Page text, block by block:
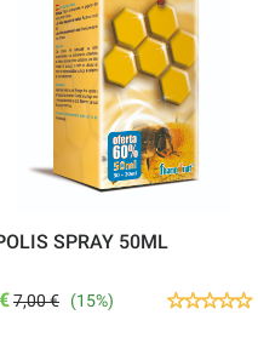
SPRAY 50ML
7,00 € (15%)